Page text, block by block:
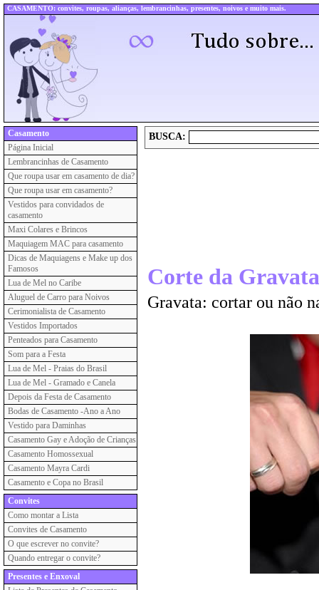
CASAMENTO: convites, roupas, alianças, lembrancinhas, presentes, noivos e muito mais.
Casamento
Página Inicial
Lembrancinhas de Casamento
Que roupa usar em casamento de dia?
Que roupa usar em casamento?
Vestidos para convidados de
casamento
Maxi Colares e Brincos
Maquiagem MAC para casamento
Dicas de Maquiagens e Make up dos
Famosos
Lua de Mel no Caribe
Aluguel de Carro para Noivos
Cerimonialista de Casamento
Vestidos Importados
Penteados para Casamento
Som para a Festa
Lua de Mel - Praias do Brasil
Lua de Mel - Gramado e Canela
Depois da Festa de Casamento
Bodas de Casamento -Ano a Ano
Vestido para Daminhas
Casamento Gay e Adoção de Crianças
Casamento Homossexual
Casamento Mayra Cardi
Casamento e Copa no Brasil
Convites
Como montar a Lista
Convites de Casamento
O que escrever no convite?
Quando entregar o convite?
Presentes e Enxoval
BUSCA:
Corte da Gravata
Gravata: cortar ou não